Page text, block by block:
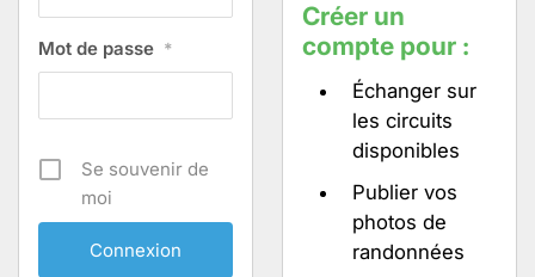
Mot de passe *
Se souvenir de
moi
Créer un
compte pour :
Échanger sur
les circuits
disponibles
Publier vos
photos de
randonnées